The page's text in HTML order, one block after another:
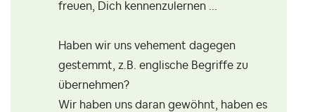
freuen, Dich kennenzulernen ...
Haben wir uns vehement dagegen
gestemmt, z.B. englische Begriffe zu
übernehmen?
Wir haben uns daran gewöhnt, haben es